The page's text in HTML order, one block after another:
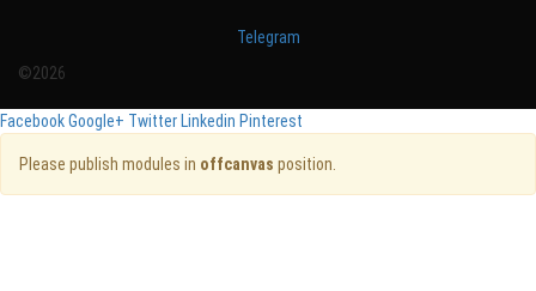
Telegram
©2026
FacebookGoogle+ TwitterLinkedin Pinterest
Please publish modules in offcanvas position.